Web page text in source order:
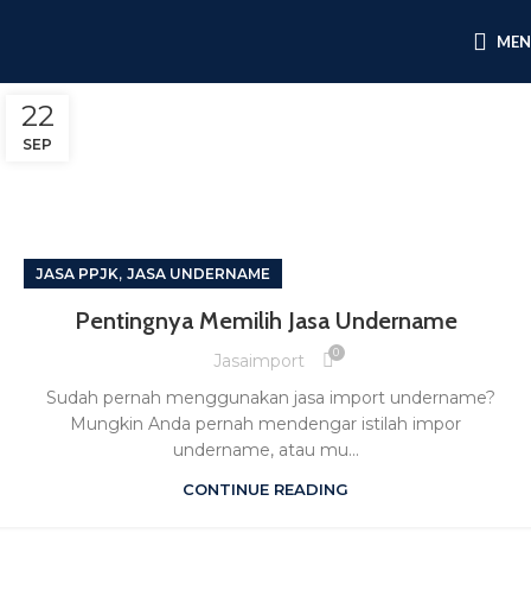
22
SEP
JASA PPJK, JASA UNDERNAME
Pentingnya Memilih Jasa Undername
Jasaimport 0
Sudah pernah menggunakan jasa import undername?
Mungkin Anda pernah mendengar istilah impor
undername, atau mu...
CONTINUE READING